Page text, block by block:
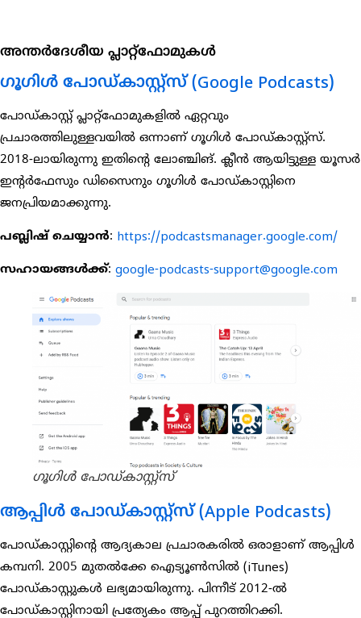
അന്തർദേശീയ പ്ലാറ്റ്‌ഫോമുകൾ
ഗൂഗിൾ പോഡ്കാസ്റ്റ്സ് (Google Podcasts)
പോഡ്കാസ്റ്റ് പ്ലാറ്റ്‌ഫോമുകളിൽ ഏറ്റവും
പ്രചാരത്തിലുള്ളവയിൽ ഒന്നാണ് ഗൂഗിൾ പോഡ്കാസ്റ്റ്സ്.
2018-ലായിരുന്നു ഇതിന്റെ ലോഞ്ചിങ്. ക്ലീൻ ആയിട്ടുള്ള യൂസർ
ഇന്റർഫേസും ഡിസൈനും ഗൂഗിൾ പോഡ്കാസ്റ്റിനെ
ജനപ്രിയമാക്കുന്നു.
പബ്ലിഷ് ചെയ്യാൻ: https://podcastsmanager.google.com/
സഹായങ്ങൾക്ക്: google-podcasts-support@google.com
ഗൂഗിൾ പോഡ്കാസ്റ്റ്സ്
ആപ്പിൾ പോഡ്കാസ്റ്റ്സ് (Apple Podcasts)
പോഡ്കാസ്റ്റിന്റെ ആദ്യകാല പ്രചാരകരിൽ ഒരാളാണ് ആപ്പിൾ
കമ്പനി. 2005 മുതൽക്കേ ഐട്യൂൺസിൽ (iTunes)
പോഡ്കാസ്റ്റുകൾ ലഭ്യമായിരുന്നു. പിന്നീട് 2012-ൽ
പോഡ്കാസ്റ്റിനായി പ്രത്യേകം ആപ്പ് പുറത്തിറക്കി.